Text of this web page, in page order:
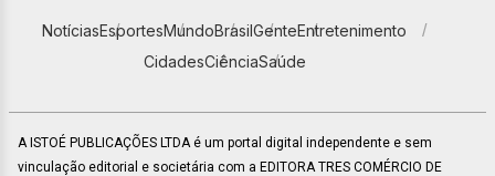
NotíciasEsportesMundoBrasilGenteEntretenimento
CidadesCiênciaSaúde
A ISTOÉ PUBLICAÇÕES LTDA é um portal digital independente e sem
vinculação editorial e societária com a EDITORA TRES COMÉRCIO DE